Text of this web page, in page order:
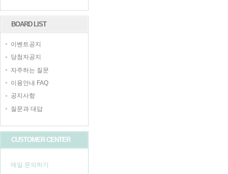
BOARD LIST
이벤트공지
당첨자공지
자주하는 질문
이용안내 FAQ
공지사항
질문과 대답
CUSTOMER CENTER
메일 문의하기